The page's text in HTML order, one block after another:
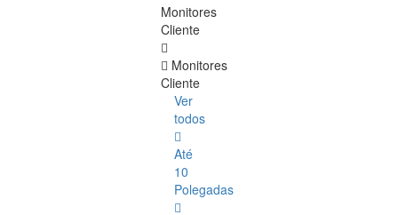
Monitores
Cliente
Monitores
Cliente
Ver
todos
Até
10
Polegadas